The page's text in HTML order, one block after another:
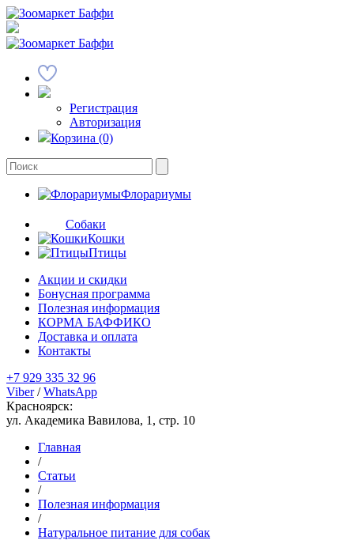
Регистрация
Авторизация
Корзина (0)
Флорариумы
Собаки
Кошки
Птицы
Акции и скидки
Бонусная программа
Полезная информация
КОРМА БАФФИКО
Доставка и оплата
Контакты
+7 929 335 32 96
Viber/WhatsApp
Красноярск:
ул. Академика Вавилова, 1, стр. 10
Главная
/
Статьи
/
Полезная информация
/
Натуральное питание для собак